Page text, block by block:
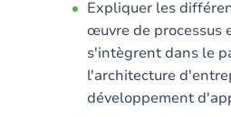
Expliquer les
œuvre de processus
s'intègrent dans le
l'architecture
développement